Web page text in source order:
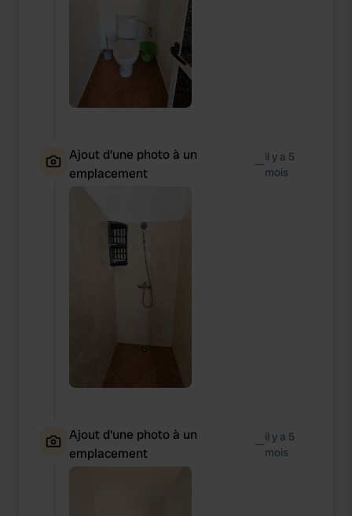
Ajout d'une photo à un
emplacement
—il y a 5
mois
Ajout d'une photo à un
emplacement
—il y a 5
mois